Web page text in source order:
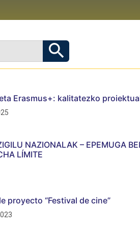
Erasmus+: kalitatezko
NAZIONALAK – EPEMUGA
LÍMITE
proyecto “Festival de cine”